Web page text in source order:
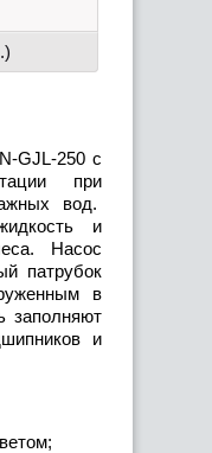
GJL-250 с
при
вод.
и
Насос
патрубок
в
заполняют
и